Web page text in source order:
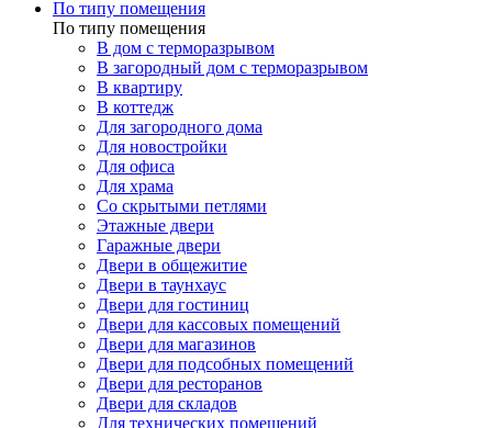
По типу помещения
По типу помещения
В дом с терморазрывом
В загородный дом с терморазрывом
В квартиру
В коттедж
Для загородного дома
Для новостройки
Для офиса
Для храма
Со скрытыми петлями
Этажные двери
Гаражные двери
Двери в общежитие
Двери в таунхаус
Двери для гостиниц
Двери для кассовых помещений
Двери для магазинов
Двери для подсобных помещений
Двери для ресторанов
Двери для складов
Для технических помещений